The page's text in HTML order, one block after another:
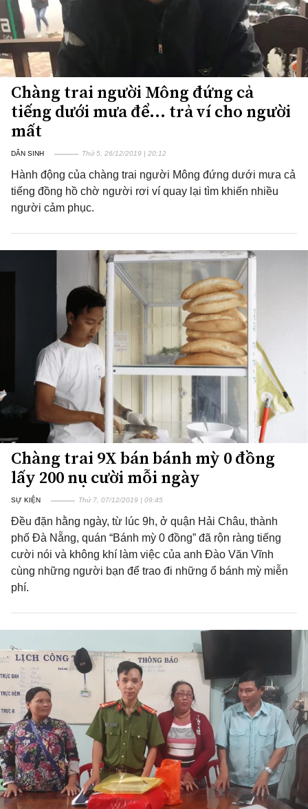
Chàng trai người Mông đứng cả
tiếng dưới mưa để... trả ví cho người
mất
DÂN SINH Thứ 5, 26/12/2019 | 20:12
Hành động của chàng trai người Mông đứng dưới mưa cả
tiếng đồng hồ chờ người rơi ví quay lại tìm khiến nhiều
người cảm phục.
Chàng trai 9X bán bánh mỳ 0 đồng
lấy 200 nụ cười mỗi ngày
SỰ KIỆN Thứ 7, 07/12/2019 | 09:45
Đều đặn hằng ngày, từ lúc 9h, ở quận Hải Châu, thành
phố Đà Nẵng, quán “Bánh mỳ 0 đồng” đã rộn ràng tiếng
cười nói và không khí làm việc của anh Đào Văn Vĩnh
cùng những người bạn để trao đi những ổ bánh mỳ miễn
phí.